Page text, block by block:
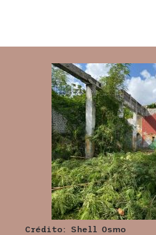
Crédito: Shell Osmo